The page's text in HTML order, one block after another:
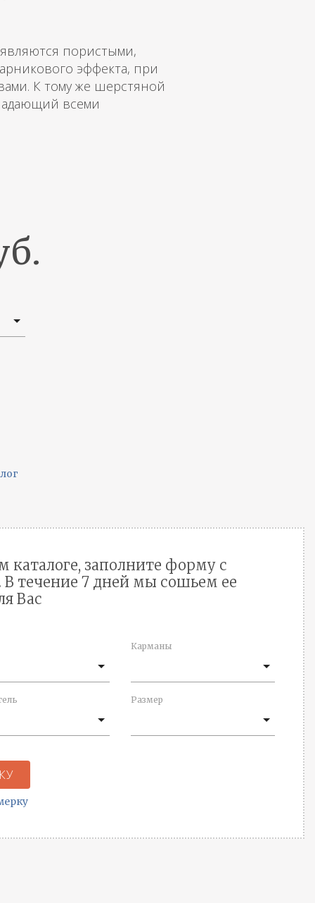
пористыми,
эффекта, при
К тому же шерстяной
всеми
заполните форму с
течение 7 дней мы сошьем ее
Вас
Карманы
Размер